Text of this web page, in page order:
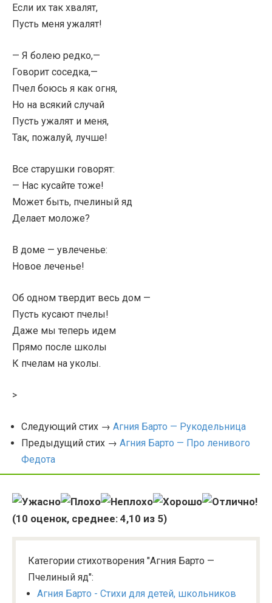
Если их так хвалят,
Пусть меня ужалят!
— Я болею редко,—
Говорит соседка,—
Пчел боюсь я как огня,
Но на всякий случай
Пусть ужалят и меня,
Так, пожалуй, лучше!
Все старушки говорят:
— Нас кусайте тоже!
Может быть, пчелиный яд
Делает моложе?
В доме — увлеченье:
Новое леченье!
Об одном твердит весь дом —
Пусть кусают пчелы!
Даже мы теперь идем
Прямо после школы
К пчелам на уколы.
>
Следующий стих → Агния Барто — Рукодельница
Предыдущий стих → Агния Барто — Про ленивого
Федота
(10 оценок, среднее: 4,10 из 5)
Категории стихотворения "Агния Барто —
Пчелиный яд":
Агния Барто - Стихи для детей, школьников